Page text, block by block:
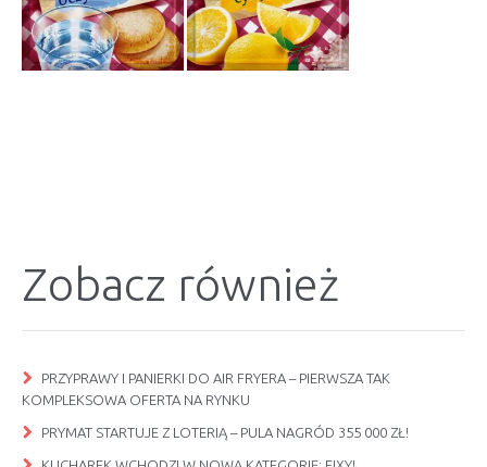
Zobacz również
PRZYPRAWY I PANIERKI DO AIR FRYERA – PIERWSZA TAK
KOMPLEKSOWA OFERTA NA RYNKU
PRYMAT STARTUJE Z LOTERIĄ – PULA NAGRÓD 355 000 ZŁ!